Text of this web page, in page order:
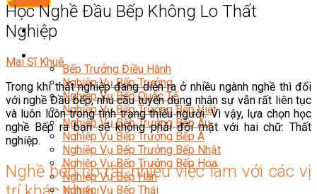
Đầu Bếp
Bếp Trưởng Điều Hành
Nghiệp Vụ Bếp Trưởng
Nghiệp Vụ Bếp Quốc Tế
Nghiệp Vụ Bếp Trưởng Bếp Việt
Nghiệp Vụ Bếp Trưởng Bếp Âu
Nghiệp Vụ Bếp Trưởng Bếp Á
Nghiệp Vụ Bếp Trưởng Bếp Nhật
Nghiệp Vụ Bếp Trưởng Bếp Hoa
Nghiệp Vụ Bếp Hàn
Nghiệp Vụ Bếp Thái
Học Nghề Đầu Bếp Không Lo Thất
Nghiệp
Mai Sĩ Khuê
Trong khi thất nghiệp đang diễn ra ở nhiều ngành nghề thì đối
với nghề Đầu bếp, nhu cầu tuyển dụng nhân sự vẫn rất liên tục
và luôn luôn trong tình trạng thiếu người. Vì vậy, lựa chọn học
nghề Bếp ra bạn sẽ không phải đối mặt với hai chữ: Thất
nghiệp.
Nghề bếp có rất nhiều việc làm với các vị